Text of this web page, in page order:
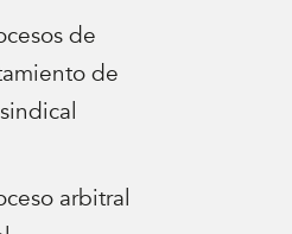
de
de
arbitral